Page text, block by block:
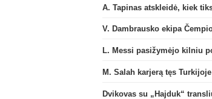
M. Salah karjerą tęs Turkijoje